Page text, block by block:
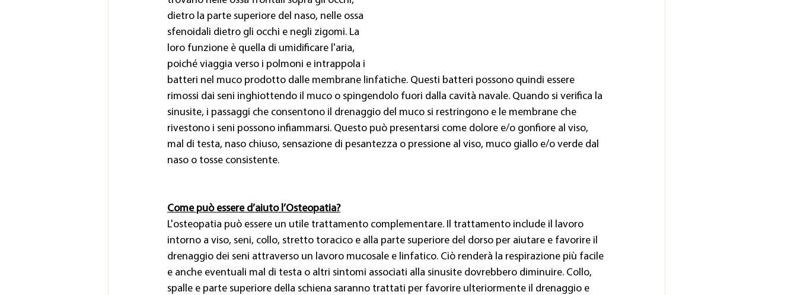
dietro la parte superiore del naso, nelle ossa
sfenoidali dietro gli occhi e negli zigomi. La
loro funzione è quella di umidificare l'aria,
poiché viaggia verso i polmoni e intrappola i
batteri nel muco prodotto dalle membrane linfatiche. Questi batteri possono quindi essere
rimossi dai seni inghiottendo il muco o spingendolo fuori dalla cavità navale. Quando si verifica la
sinusite, i passaggi che consentono il drenaggio del muco si restringono e le membrane che
rivestono i seni possono infiammarsi. Questo può presentarsi come dolore e/o gonfiore al viso,
mal di testa, naso chiuso, sensazione di pesantezza o pressione al viso, muco giallo e/o verde dal
naso o tosse consistente.
Come può essere d’aiuto l’Osteopatia?
L'osteopatia può essere un utile trattamento complementare. Il trattamento include il lavoro
intorno a viso, seni, collo, stretto toracico e alla parte superiore del dorso per aiutare e favorire il
drenaggio dei seni attraverso un lavoro mucosale e linfatico. Ciò renderà la respirazione più facile
e anche eventuali mal di testa o altri sintomi associati alla sinusite dovrebbero diminuire. Collo,
spalle e parte superiore della schiena saranno trattati per favorire ulteriormente il drenaggio e